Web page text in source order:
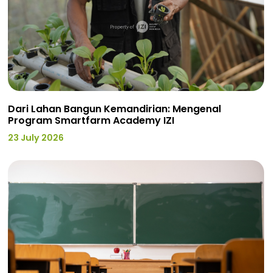
Dari Lahan Bangun Kemandirian: Mengenal
Program Smartfarm Academy IZI
23 July 2026